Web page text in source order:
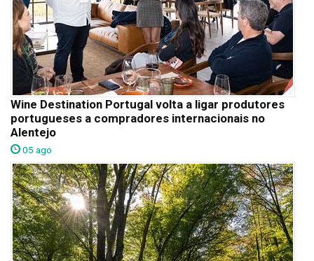
Wine Destination Portugal volta a ligar produtores
portugueses a compradores internacionais no
Alentejo
05 ago